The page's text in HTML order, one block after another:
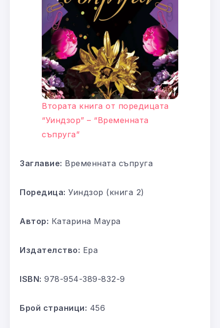
Втората книга от поредицата
“Уиндзор” – “Временната
съпруга”
Заглавие: Временната съпруга
Поредица: Уиндзор (книга 2)
Автор: Катарина Маура
Издателство: Ера
ISBN: 978-954-389-832-9
Брой страници: 456